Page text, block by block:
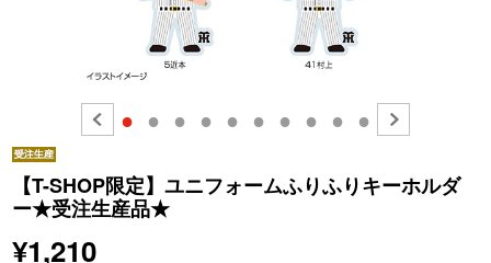
● ● ● ● ● ● ● ● ● ●
【T-SHOP限定】ユニフォームふりふりキーホルダ
ー★受注生産品★
¥1,210